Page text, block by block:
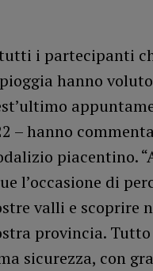
i partecipanti
hanno
– hanno
piacentino.
l’occasione di
valli e scoprire
provincia. Tutto
sicurezza, con